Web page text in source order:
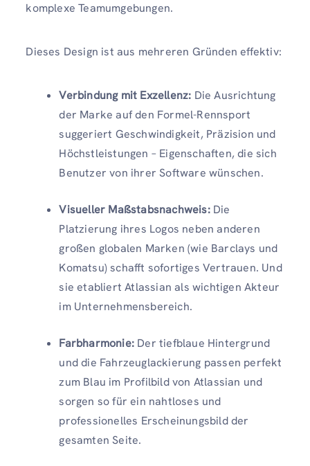
komplexe Teamumgebungen.
Dieses Design ist aus mehreren Gründen effektiv:
Verbindung mit Exzellenz: Die Ausrichtung
der Marke auf den Formel-Rennsport
suggeriert Geschwindigkeit, Präzision und
Höchstleistungen – Eigenschaften, die sich
Benutzer von ihrer Software wünschen.
Visueller Maßstabsnachweis:Die
Platzierung ihres Logos neben anderen
großen globalen Marken (wie Barclays und
Komatsu) schafft sofortiges Vertrauen. Und
sie etabliert Atlassian als wichtigen Akteur
im Unternehmensbereich.
Farbharmonie: Der tiefblaue Hintergrund
und die Fahrzeuglackierung passen perfekt
zum Blau im Profilbild von Atlassian und
sorgen so für ein nahtloses und
professionelles Erscheinungsbild der
gesamten Seite.